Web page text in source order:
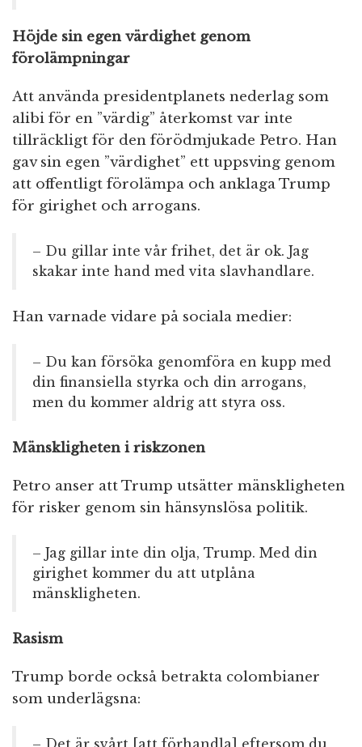
Höjde sin egen värdighet genom
förolämpningar
Att använda presidentplanets nederlag som
alibi för en ”värdig” återkomst var inte
tillräckligt för den förödmjukade Petro. Han
gav sin egen ”värdighet” ett uppsving genom
att offentligt förolämpa och anklaga Trump
för girighet och arrogans.
– Du gillar inte vår frihet, det är ok. Jag
skakar inte hand med vita slavhandlare.
Han varnade vidare på sociala medier:
– Du kan försöka genomföra en kupp med
din finansiella styrka och din arrogans,
men du kommer aldrig att styra oss.
Mänskligheten i riskzonen
Petro anser att Trump utsätter mänskligheten
för risker genom sin hänsynslösa politik.
– Jag gillar inte din olja, Trump. Med din
girighet kommer du att utplåna
mänskligheten.
Rasism
Trump borde också betrakta colombianer
som underlägsna:
– Det är svårt [att förhandla] eftersom du